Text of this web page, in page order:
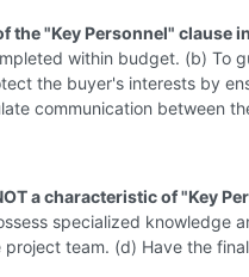
the "Key Personnel" clause
within budget. (b) To
the buyer's interests by
communication between
a characteristic of "Key
specialized knowledge
team. (d) Have the